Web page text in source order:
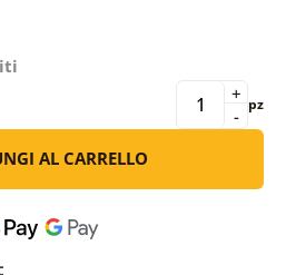
-
+ pz
AL CARRELLO